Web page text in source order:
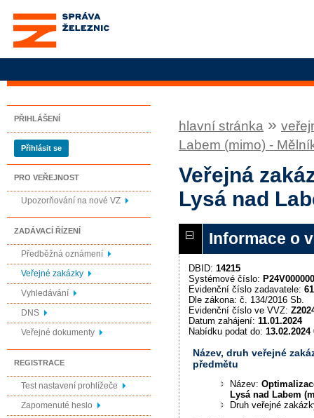
Správa železnic, státní
organizace
PŘIHLÁŠENÍ
Přihlásit se
PRO VEŘEJNOST
Upozorňování na nové VZ
ZADÁVACÍ ŘÍZENÍ
Předběžná oznámení
Veřejné zakázky
Vyhledávání
DNS
Veřejné dokumenty
REGISTRACE
Test nastavení prohlížeče
Zapomenuté heslo
hlavní stránka »
Labem (mimo) -
Veřejná
Lysá nad
Informace o
DBID: 14215
Systémové číslo:
Evidenční číslo zadavatele:
Dle zákona: č. 134/2016 Sb.
Evidenční číslo ve VVZ:
Datum zahájení: 11.01.2024
Nabídku podat do: 13.02.2024
Název, druh veřejné
předmětu
Název:
Lysá nad Labem
Druh veřejné